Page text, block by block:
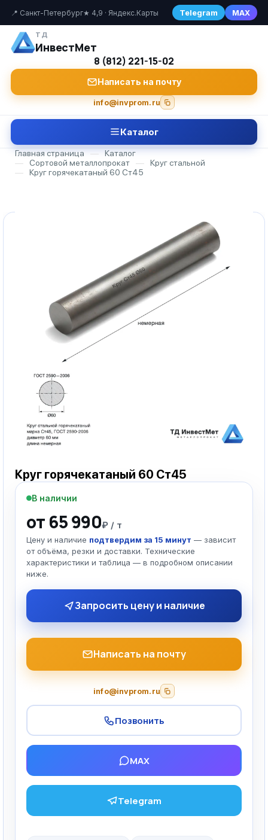
📍 Санкт-Петербург★ 4,9 · Яндекс.Карты Telegram MAX
ТД
ИнвестМет
8 (812) 221-15-02
Написать на почту
info@invprom.ru
Каталог
Главная страница —
Каталог
—
Сортовой металлопрокат —
Круг стальной
—
Круг горячекатаный 60 Ст45
Круг горячекатаный 60 Ст45
В наличии
от 65 990₽ / т
Цену и наличие подтвердим за 15 минут — зависит
от объёма, резки и доставки. Технические
характеристики и таблица — в подробном описании
ниже.
Запросить цену и наличие
Написать на почту
info@invprom.ru
Позвонить
MAX
Telegram